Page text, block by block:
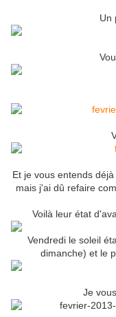
Un
Et je vous entends déjà
mais j'ai dû refaire
Voilà leur état
Vendredi le soleil
dimanche) et le
Je